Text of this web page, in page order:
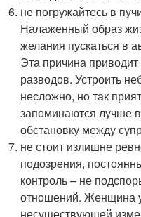
не погружайтесь в
Налаженный образ
желания пускаться в
Эта причина приводит
разводов. Устроить
несложно, но так
запоминаются лучше
обстановку между
не стоит излишне
подозрения,
контроль – не
отношений. Женщина